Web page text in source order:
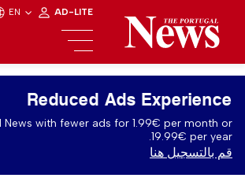
EN AD-LITE
Reduced Ads Experience
News with fewer ads for 1.99€ per month or
19.99€ per year.
قم بالتسجيل هنا